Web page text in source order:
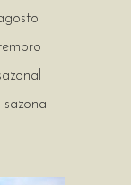
sazonal